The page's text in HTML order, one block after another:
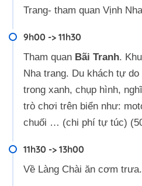
Trang- tham quan Vịnh
9h00 -> 11h30
Tham quan Bãi Tranh.
Nha trang. Du khách tự
trong xanh, chụp hình,
trò chơi trên biển như:
chuối … (chi phí tự túc)
11h30 -> 13h00
Về Làng Chài ăn cơm trưa.